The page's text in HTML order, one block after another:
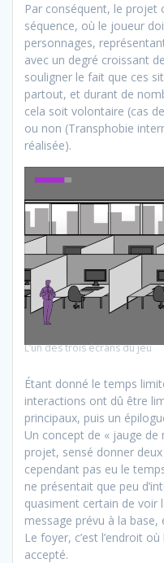
Par conséquent, le projet
séquence, où le joueur
personnages,
avec un degré croissant
souligner le fait que ces
partout, et durant de
cela soit volontaire (cas
ou non (Transphobie
réalisée).
L’un des trois écrans du jeu
Étant donné le temps
interactions ont dû être
principaux, puis un
Un concept de « jauge
projet, sensé donner
cependant pas eu le
ne présentait que peu
quasiment certain de voir
message prévu à la
Le foyer, c’est l’endroit
accepté.